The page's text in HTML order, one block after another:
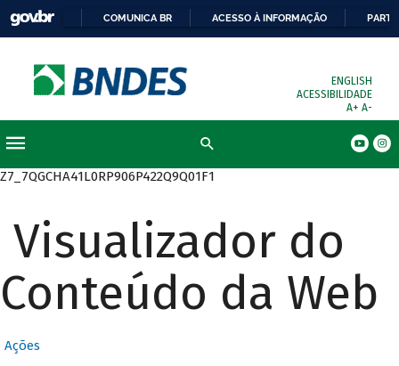
COMUNICA BR ACESSO À INFORMAÇÃO
ENGLISH
ACESSIBILIDADE
A+ A-
Z7_7QGCHA41L0RP906P422Q9Q01F1
Visualizador do
Conteúdo da Web
Ações